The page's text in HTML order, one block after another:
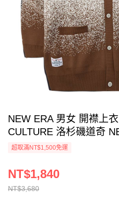
NEW ERA 男女 開襟上
CULTURE 洛杉磯道奇
超取滿NT$1,500免運
NT$3,680
NT$1,840